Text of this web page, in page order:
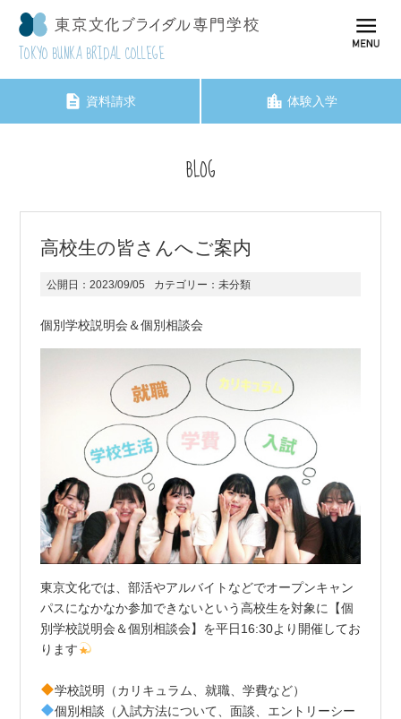
TOKYO BUNKA BRIDAL COLLEGE
資料請求 体験入学
BLOG
高校生の皆さんへご案内
公開日： 2023/09/05 カテゴリー： 未分類
個別学校説明会＆個別相談会
東京文化では、部活やアルバイトなどでオープンキャン
パスになかなか参加できないという高校生を対象に【個
別学校説明会＆個別相談会】を平日16:30より開催してお
ります
学校説明（カリキュラム、就職、学費など）
個別相談（入試方法について、面談、エントリーシー